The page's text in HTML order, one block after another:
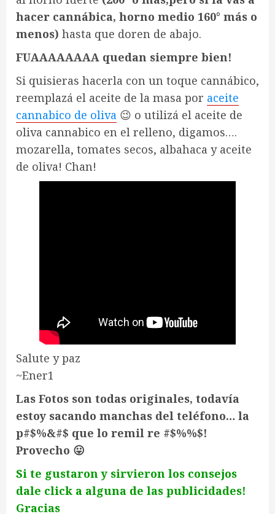
hacer cannábica, horno medio 160° más o
menos) hasta que doren de abajo.
FUAAAAAAAA quedan siempre bien!
Si quisieras hacerla con un toque cannábico,
reemplazá el aceite de la masa por aceite
cannabico de oliva 😉 o utilizá el aceite de
oliva cannabico en el relleno, digamos….
mozarella, tomates secos, albahaca y aceite
de oliva! Chan!
Salute y paz
~Ener1
Las Fotos son todas originales, todavía
estoy sacando manchas del teléfono… la
p#$%&#$ que lo remil re #$%%$!
Provecho 😛
Si te gustaron y sirvieron los consejos
dale click a alguna de las publicidades!
Gracias